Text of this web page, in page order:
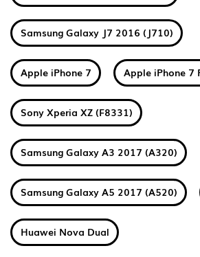
Samsung Galaxy J7 2016 (J710)
Apple iPhone 7 Apple iPhone 7
Sony Xperia XZ (F8331)
Samsung Galaxy A3 2017 (A320)
Samsung Galaxy A5 2017 (A520)
Huawei Nova Dual